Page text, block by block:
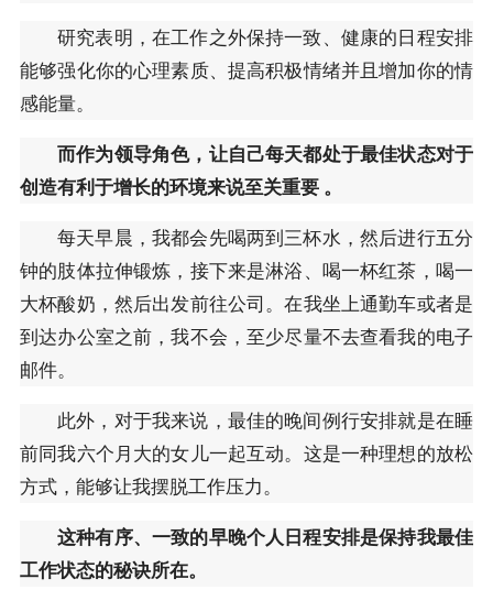
研究表明，在工作之外保持一致、健康的日程安排
能够强化你的心理素质、提高积极情绪并且增加你的情
感能量。
而作为领导角色，让自己每天都处于最佳状态对于
创造有利于增长的环境来说至关重要 。
每天早晨，我都会先喝两到三杯水，然后进行五分
钟的肢体拉伸锻炼，接下来是淋浴、喝一杯红茶，喝一
大杯酸奶，然后出发前往公司。在我坐上通勤车或者是
到达办公室之前，我不会，至少尽量不去查看我的电子
邮件。
此外，对于我来说，最佳的晚间例行安排就是在睡
前同我六个月大的女儿一起互动。这是一种理想的放松
方式，能够让我摆脱工作压力。
这种有序、一致的早晚个人日程安排是保持我最佳
工作状态的秘诀所在。